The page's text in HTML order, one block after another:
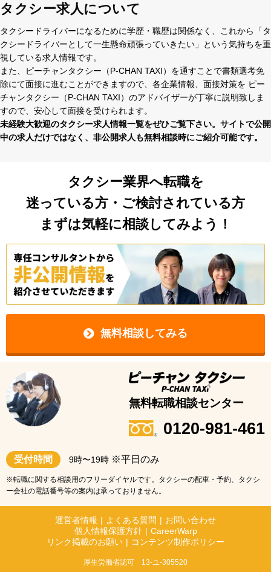
タクシー求人について
タクシードライバーになるために学歴・職歴は関係なく、これから「タ
クシードライバーとして⼀⽣懸命頑張っていきたい」という気持ちを重
視している求⼈情報です。
また、ピーチャンタクシー（P-CHAN TAXI）を通すことで書類選考免
除にて⾯接に進むことができますので、各企業情報、⾯接対策を ピー
チャンタクシー（P-CHAN TAXI）のアドバイザーが丁寧に説明致しま
すので、安⼼して⾯接を受けられます。
未経験⼤歓迎のタクシー求⼈情報⼀覧をぜひご覧下さい。サイトで公開
中の求⼈だけではなく、⾮公開求⼈も無料相談時にご紹介可能です。
タクシー業界へ転職を
迷っている方・ご検討されている方
まずは気軽に相談してみよう！
無料相談してみる
無料転職相談センター
0120-981-461
受付時間 9時〜19時 ※平日のみ
※転職に関する相談用のフリーダイヤルです。タクシーの配車・予約、タクシ
ー会社の電話番号等の案内は承っておりません。
運営者情報 | よくある質問 | お問い合わせ
個人情報保護方針 | CareerWarp
リンク掲載のお願い | コンテンツ制作ポリシー
厚生労働省認可 13-ユ-305520